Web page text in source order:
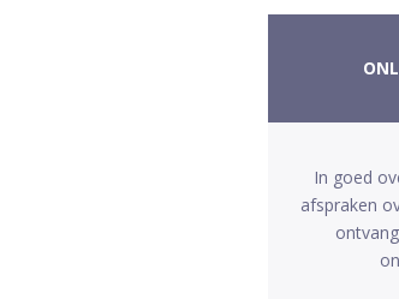
In goed
afspraken